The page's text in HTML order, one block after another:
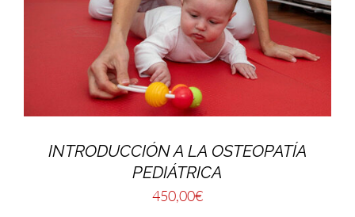
INTRODUCCIÓN A LA OSTEOPATÍA
PEDIÁTRICA
450,00€